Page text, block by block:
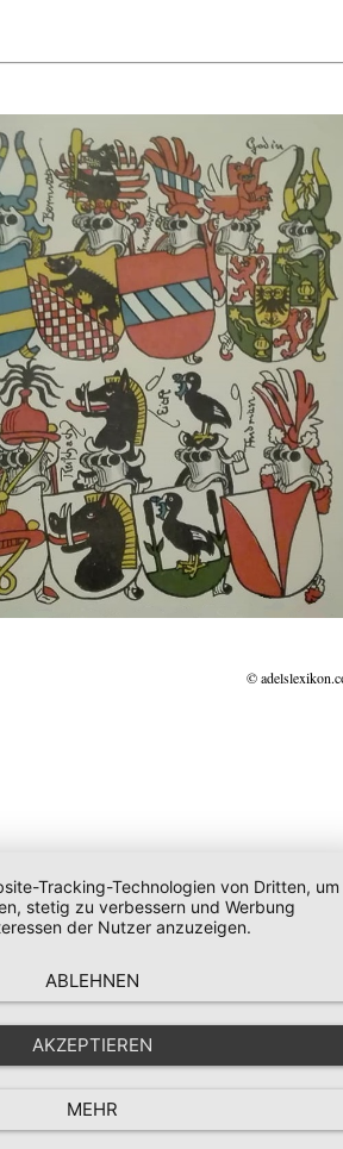
©
Tracking-Technologien von Dritten, um
stetig zu verbessern und Werbung
der Nutzer anzuzeigen.
ABLEHNEN
AKZEPTIEREN
MEHR